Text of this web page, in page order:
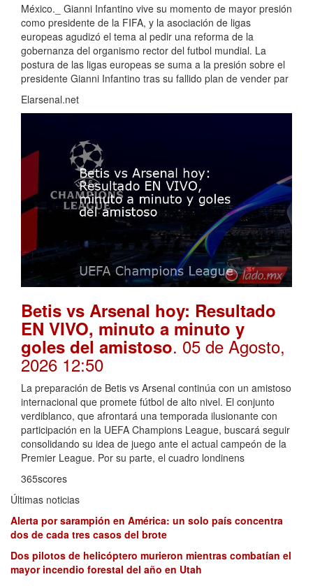
México._ Gianni Infantino vive su momento de mayor presión
como presidente de la FIFA, y la asociación de ligas
europeas agudizó el tema al pedir una reforma de la
gobernanza del organismo rector del futbol mundial. La
postura de las ligas europeas se suma a la presión sobre el
presidente Gianni Infantino tras su fallido plan de vender par
Elarsenal.net
Betis vs Arsenal hoy: Resultado
EN VIVO, minuto a minuto y
goles del amistoso. 05 de Agosto,
2026 12:50
La preparación de Betis vs Arsenal continúa con un amistoso
internacional que promete fútbol de alto nivel. El conjunto
verdiblanco, que afrontará una temporada ilusionante con
participación en la UEFA Champions League, buscará seguir
consolidando su idea de juego ante el actual campeón de la
Premier League. Por su parte, el cuadro londinens
365scores
Últimas noticias
Alerta por sarampión en América: un solo país concentra
dos de cada tres casos del brote
Dos pilotos de helicóptero murieron mientras combatían el
mayor incendio forestal del año en Utah